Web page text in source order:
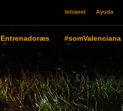
Intranet Ayuda
Entrenadoræs #somValenciana